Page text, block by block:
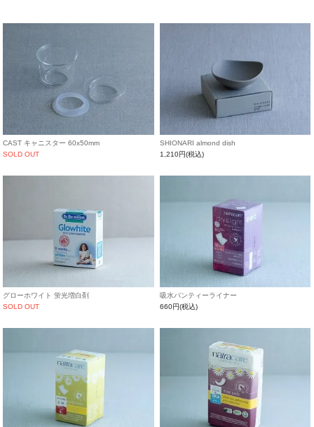
CAST キャニスター 60x50mm
SOLD OUT
SHIONARI almond dish
1,210円(税込)
グローホワイト 蛍光増白剤
SOLD OUT
吸水パンティーライナー
660円(税込)